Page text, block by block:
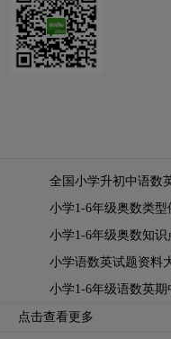
全国小学升初中语数
小学1-6年级奥数类
小学1-6年级奥数知识
小学语数英试题资料
小学1-6年级语数英
点击查看更多